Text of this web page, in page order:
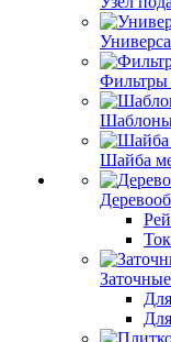
Фильтры
Шаблоны
Шайба